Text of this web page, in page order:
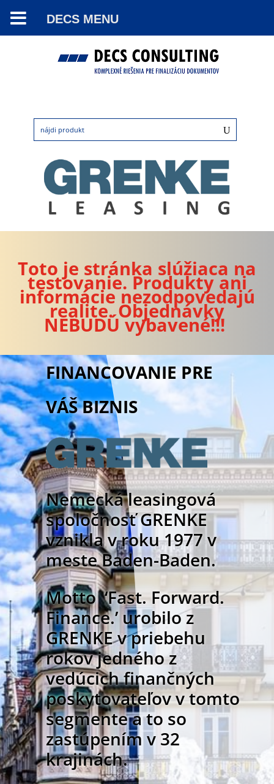
Toto je stránka slúžiaca na
testovanie. Produkty ani
informácie nezodpovedajú
realite. Objednávky
NEBUDÚ vybavené!!!
FINANCOVANIE PRE
VÁŠ BIZNIS
Nemecká leasingová
spoločnosť GRENKE
vznikla v roku 1977 v
meste Baden-Baden.
Motto ‘Fast. Forward.
Finance.’ urobilo z
GRENKE v priebehu
rokov jedného z
vedúcich finančných
poskytovateľov v tomto
segmente a to so
zastúpením v 32
krajinách.
DECS MENU